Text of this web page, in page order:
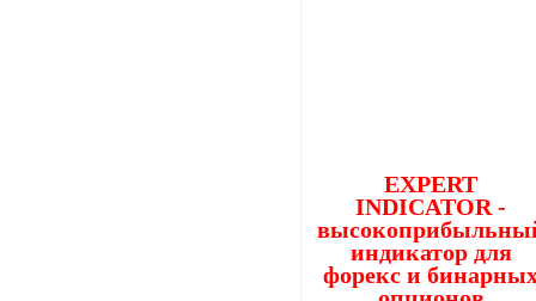
EXPERT
INDICATOR -
индикатор для
форекс и